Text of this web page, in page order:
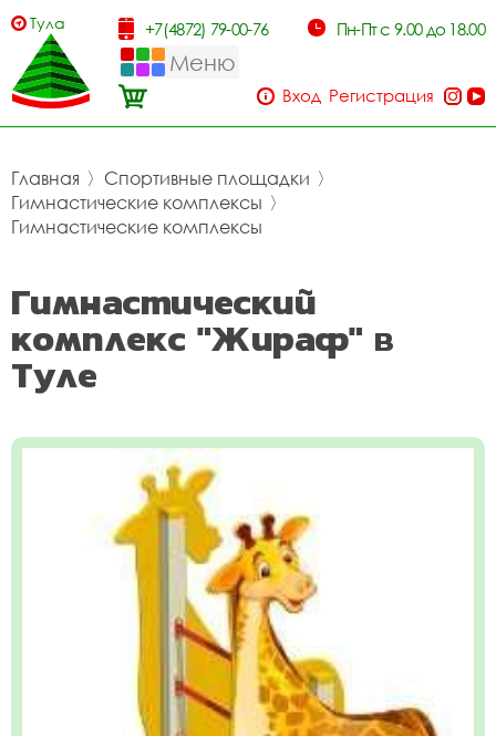
Тула +7(4872) 79-00-76 Пн-Пт с 9.00 до 18.00
Меню
Вход Регистрация
Главная 〉 Спортивные площадки 〉
Гимнастические комплексы 〉
Гимнастические комплексы
Гимнастический
комплекс "Жираф" в
Туле